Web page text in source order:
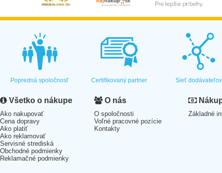
Popredná spoločnosť Certifikovaný partner Sieť dodávateľov
Všetko o nákupe
Ako nakupovať
Cena dopravy
Ako platiť
Ako reklamovať
Servisné strediská
Obchodné podmienky
Reklamačné podmienky
O nás
O spoločnosti
Voľné pracovné pozície
Kontakty
Základné